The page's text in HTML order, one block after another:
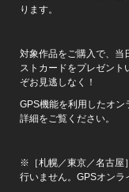
ります。
対象作品をご購入で、当
ストカードをプレゼント
ぞお見逃しなく！
GPS機能を利用したオ
詳細をご覧ください。
※［札幌／東京／名古屋
行いません。GPSオンラ